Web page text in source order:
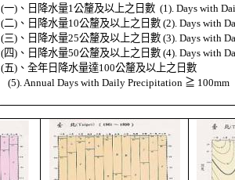
(一)、日降水量1公釐及以上之日數 (1). Days with
(二)、日降水量10公釐及以上之日數 (2). Days with
(三)、日降水量25公釐及以上之日數 (3). Days with
(四)、日降水量50公釐及以上之日數 (4). Days with
(五)、全年日降水量達100公釐及以上之日數
(5). Annual Days with Daily Precipitation ≧ 100mm